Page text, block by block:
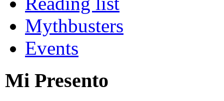
Mythbusters
Events
Mi Presento